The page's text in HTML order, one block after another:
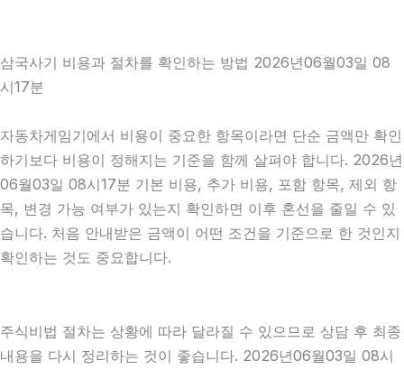
삼국사기 비용과 절차를 확인하는 방법 2026년06월03일 08
시17분
자동차게임기에서 비용이 중요한 항목이라면 단순 금액만 확인
하기보다 비용이 정해지는 기준을 함께 살펴야 합니다. 2026년
06월03일 08시17분 기본 비용, 추가 비용, 포함 항목, 제외 항
목, 변경 가능 여부가 있는지 확인하면 이후 혼선을 줄일 수 있
습니다. 처음 안내받은 금액이 어떤 조건을 기준으로 한 것인지
확인하는 것도 중요합니다.
주식비법 절차는 상황에 따라 달라질 수 있으므로 상담 후 최종
내용을 다시 정리하는 것이 좋습니다. 2026년06월03일 08시